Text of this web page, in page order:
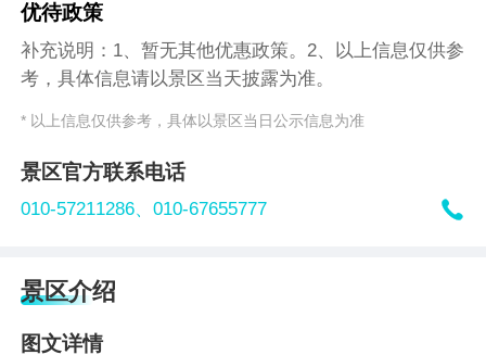
优待政策
补充说明：1、暂无其他优惠政策。2、以上信息仅供参
考，具体信息请以景区当天披露为准。
* 以上信息仅供参考，具体以景区当日公示信息为准
景区官方联系电话
010-57211286、010-67655777 
景区介绍
图文详情